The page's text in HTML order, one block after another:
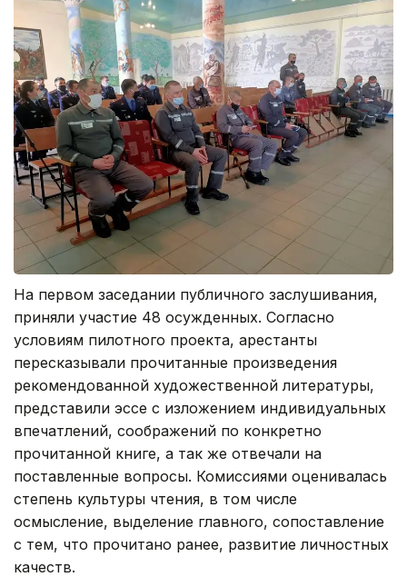
На первом заседании публичного заслушивания,
приняли участие 48 осужденных. Согласно
условиям пилотного проекта, арестанты
пересказывали прочитанные произведения
рекомендованной художественной литературы,
представили эссе с изложением индивидуальных
впечатлений, соображений по конкретно
прочитанной книге, а так же отвечали на
поставленные вопросы. Комиссиями оценивалась
степень культуры чтения, в том числе
осмысление, выделение главного, сопоставление
с тем, что прочитано ранее, развитие личностных
качеств.